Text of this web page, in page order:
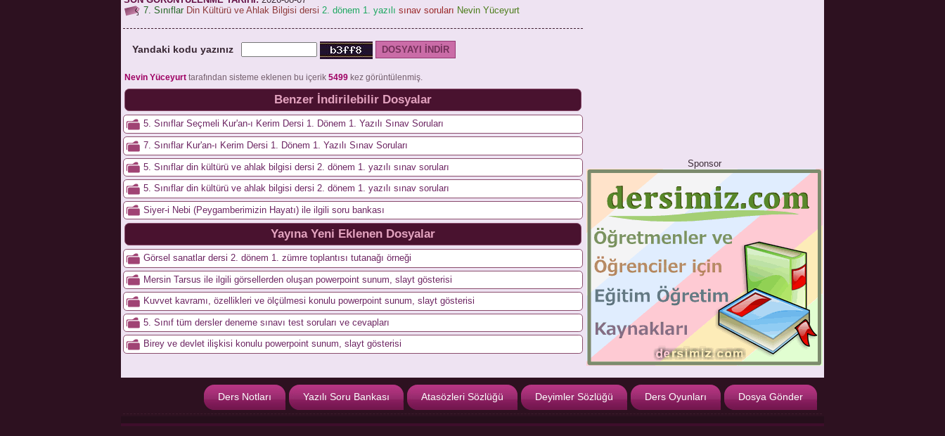
7. Sınıflar Din Kültürü ve Ahlak Bilgisi dersi 2. dönem 1. yazılı sınav soruları Nevin Yüceyurt
Yandaki kodu yazınız
Nevin Yüceyurt tarafından sisteme eklenen bu içerik 5499 kez görüntülenmiş.
Benzer İndirilebilir Dosyalar
5. Sınıflar Seçmeli Kur'an-ı Kerim Dersi 1. Dönem 1. Yazılı Sınav Soruları
7. Sınıflar Kur'an-ı Kerim Dersi 1. Dönem 1. Yazılı Sınav Soruları
5. Sınıflar din kültürü ve ahlak bilgisi dersi 2. dönem 1. yazılı sınav soruları
5. Sınıflar din kültürü ve ahlak bilgisi dersi 2. dönem 1. yazılı sınav soruları
Siyer-i Nebi (Peygamberimizin Hayatı) ile ilgili soru bankası
Yayına Yeni Eklenen Dosyalar
Görsel sanatlar dersi 2. dönem 1. zümre toplantısı tutanağı örneği
Mersin Tarsus ile ilgili görsellerden oluşan powerpoint sunum, slayt gösterisi
Kuvvet kavramı, özellikleri ve ölçülmesi konulu powerpoint sunum, slayt gösterisi
5. Sınıf tüm dersler deneme sınavı test soruları ve cevapları
Birey ve devlet ilişkisi konulu powerpoint sunum, slayt gösterisi
Sponsor
Ders Notları Yazılı Soru Bankası Atasözleri Sözlüğü Deyimler Sözlüğü Ders Oyunları Dosya Gönder